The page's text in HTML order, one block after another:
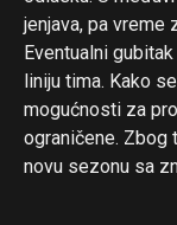
jenjava, pa vreme
Eventualni
liniju tima. Kako
mogućnosti za
ograničene. Zbog
novu sezonu sa